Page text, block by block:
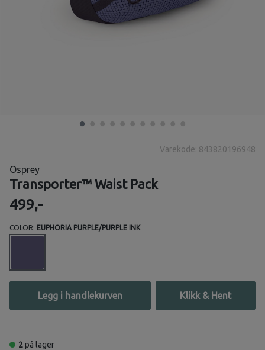
Varekode: 843820196948
Osprey
Transporter™ Waist Pack
499,-
COLOR: EUPHORIA PURPLE/PURPLE INK
Legg i handlekurven Klikk & Hent
2på lager